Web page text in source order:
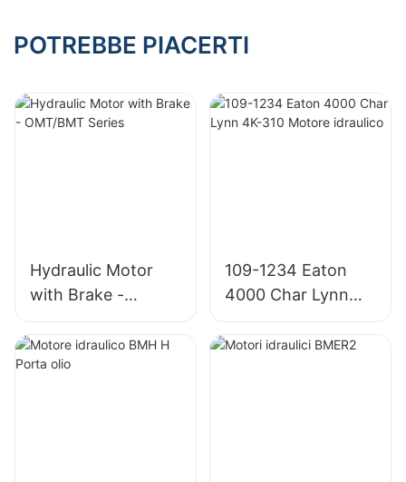
pompa fissa per
POTREBBE PIACERTI
Hydraulic Motor
with Brake -
OMT/BMT Series
109-1234 Eaton
4000 Char Lynn
4K-310 Motore
idraulico